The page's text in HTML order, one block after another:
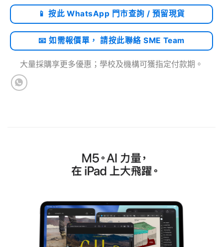
📱 按此 WhatsApp 門市查詢 / 預留現貨
📧 如需報價單， 請按此聯絡 SME Team
大量採購享更多優惠；學校及機構可獲指定付款期。